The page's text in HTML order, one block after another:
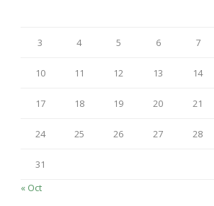
3 4 5 6 7
10 11 12 13 14
17 18 19 20 21
24 25 26 27 28
31
« Oct